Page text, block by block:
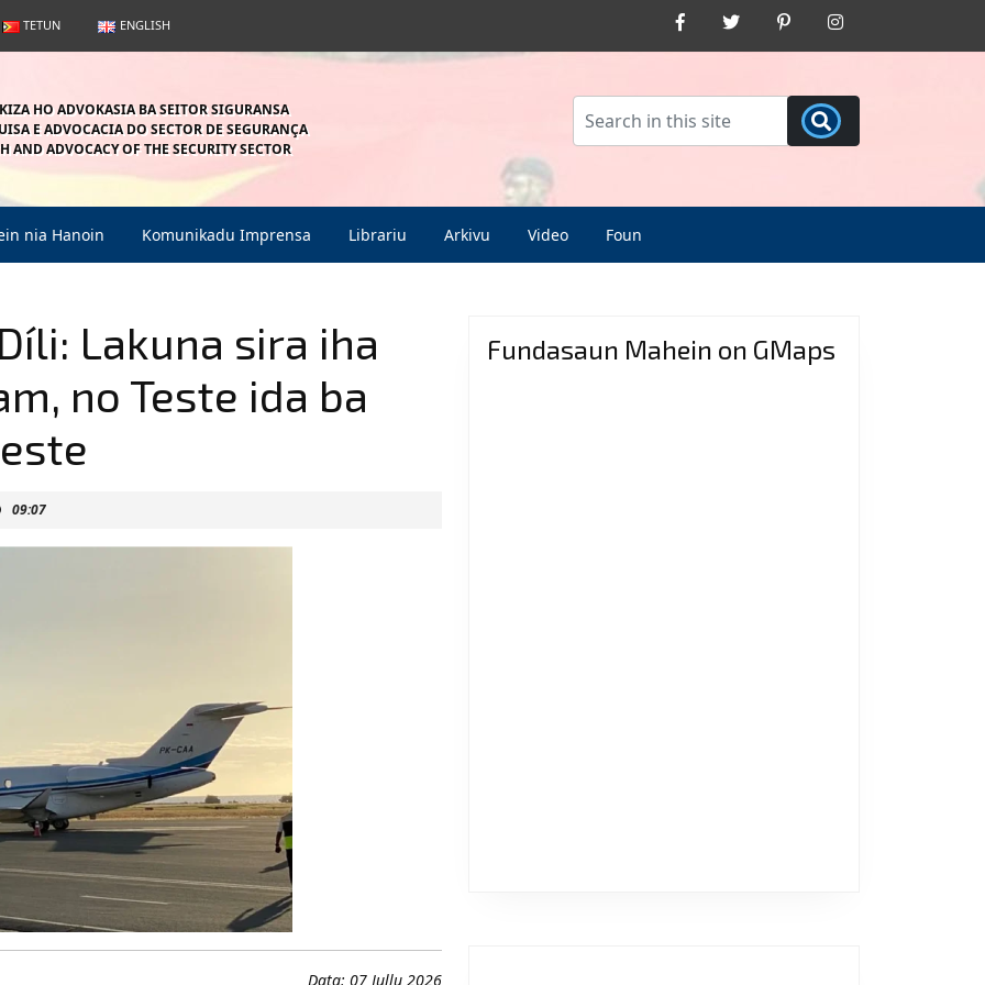
TETUN ENGLISH
Facebook Twitter Pinterest
HO ADVOKASIA BA SEITOR SIGURANSA
E ADVOCACIA DO SECTOR DE SEGURANÇA
AND ADVOCACY OF THE SECURITY SECTOR
nia Hanoin Komunikadu Imprensa Librariu Arkivu Video Foun
Lakuna sira iha
no Teste ida ba
09:07
Data: 07 Jullu 2026
Fundasaun Mahein on GMaps